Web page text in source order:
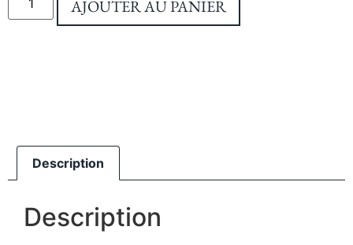
AJOUTER AU PANIER
Description
Description